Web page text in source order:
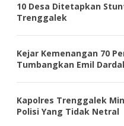
10 Desa Ditetapkan
Trenggalek
Kejar Kemenangan 70
Tumbangkan Emil
Kapolres Trenggalek
Polisi Yang Tidak Netral